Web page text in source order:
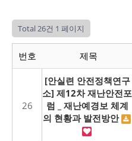
Total 26건 1 페이지
번호 제목
26
[안실련 안전정책연구
소] 제12차 재난안전포
럼 _ 재난예경보 체계
의 현황과 발전방안